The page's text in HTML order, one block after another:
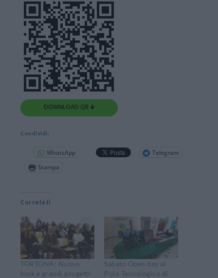
DOWNLOAD QR 🠋
Condividi:
WhatsApp
Telegram
Stampa
Correlati
TORTONA: Nuovo
look e grandi progetti
Sabato Open day al
Polo Tecnologico di